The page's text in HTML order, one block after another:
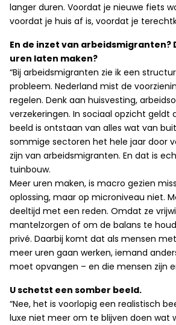
langer duren. Voordat je nieuwe fiets
voordat je huis af is, voordat je
En de inzet van arbeidsmigranten?
uren laten maken?
“Bij arbeidsmigranten zie ik een
probleem. Nederland mist de
regelen. Denk aan huisvesting,
verzekeringen. In sociaal opzicht geldt
beeld is ontstaan van alles wat van
sommige sectoren het hele jaar door
zijn van arbeidsmigranten. En dat is
tuinbouw.
Meer uren maken, is macro gezien
oplossing, maar op microniveau niet.
deeltijd met een reden. Omdat ze
mantelzorgen of om de balans te
privé. Daarbij komt dat als mensen
meer uren gaan werken, iemand
moet opvangen – en die mensen zijn
U schetst een somber beeld.
“Nee, het is voorlopig een realistisch
luxe niet meer om te blijven doen wat